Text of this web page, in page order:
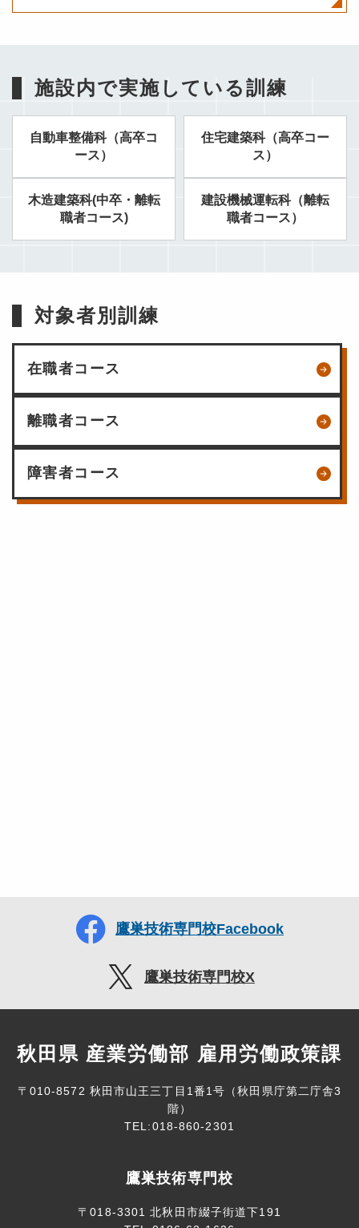
施設内で実施している訓練
自動車整備科（高卒コ
ース）
住宅建築科（高卒コー
ス）
木造建築科(中卒・離転
職者コース)
建設機械運転科（離転
職者コース）
対象者別訓練
在職者コース
離職者コース
障害者コース
鷹巣技術専門校Facebook
鷹巣技術専門校X
秋田県 産業労働部 雇用労働政策課
〒010-8572 秋田市山王三丁目1番1号（秋田県庁第二庁舎3
階）
TEL:018-860-2301
鷹巣技術専門校
〒018-3301 北秋田市綴子街道下191